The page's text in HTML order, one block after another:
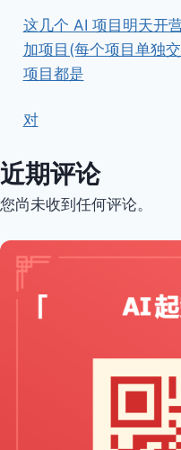
这几个 AI 项目明天开
加项目(每个项目单独
项目都是
对
近期评论
您尚未收到任何评论。